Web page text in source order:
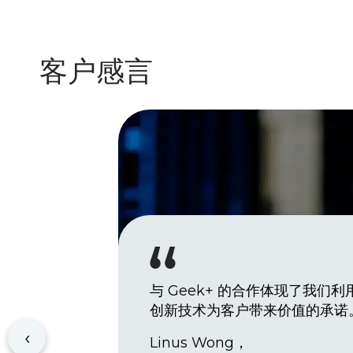
客户感言
与 Geek+ 的合作体现了我们利
创新技术为客户带来价值的承诺
Linus Wong，
‹